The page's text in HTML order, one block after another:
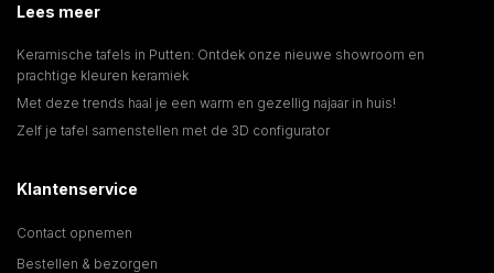
Lees meer
Keramische tafels in Putten: Ontdek onze nieuwe showroom en
prachtige kleuren keramiek
Met deze trends haal je een warm en gezellig najaar in huis!
Zelf je tafel samenstellen met de 3D configurator
Klantenservice
Contact opnemen
Bestellen & bezorgen